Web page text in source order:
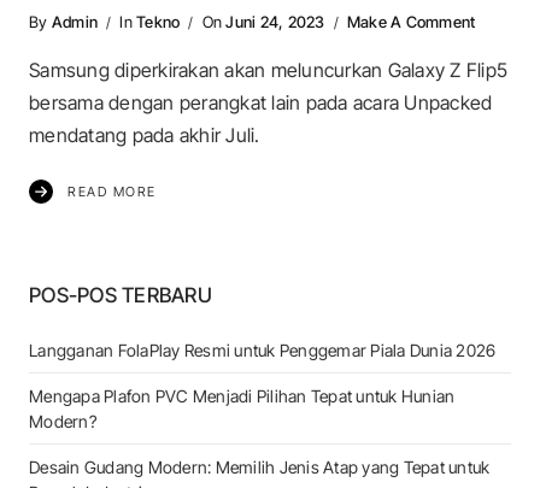
By Admin InTekno OnJuni 24, 2023 Make A CommentOn
Samsung diperkirakan akan meluncurkan Galaxy Z Flip5
bersama dengan perangkat lain pada acara Unpacked
mendatang pada akhir Juli.
READ MORE
POS-POS TERBARU
Langganan FolaPlay Resmi untuk Penggemar Piala Dunia 2026
Mengapa Plafon PVC Menjadi Pilihan Tepat untuk Hunian
Modern?
Desain Gudang Modern: Memilih Jenis Atap yang Tepat untuk